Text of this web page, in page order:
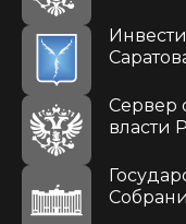
Сервер
власти